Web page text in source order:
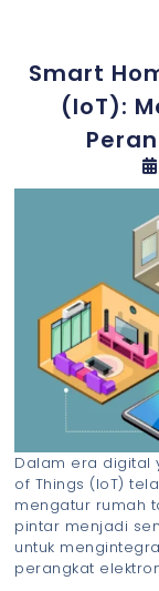
Smart
(IoT):
Dalam era digital
of Things (IoT)
mengatur rumah
pintar menjadi
untuk
perangkat